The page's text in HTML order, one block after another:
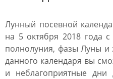
Лунный посевной
на 5 октября 2018 года
полнолуния, фазы Луны
данного календаря вы
и неблагоприятные дни